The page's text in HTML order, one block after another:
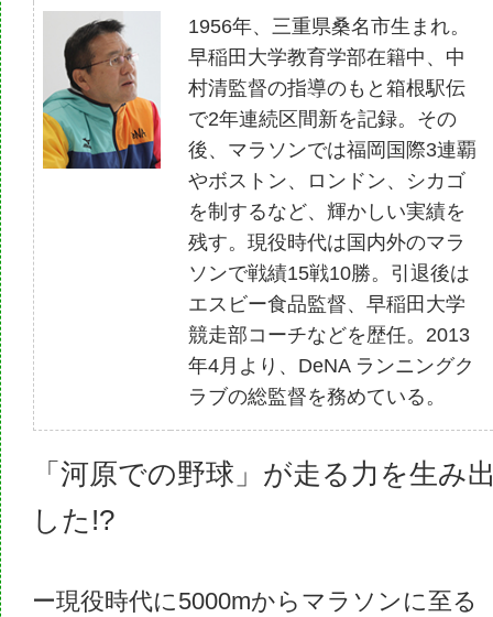
1956年、三重県桑名市生まれ。
早稲田大学教育学部在籍中、中
村清監督の指導のもと箱根駅伝
で2年連続区間新を記録。その
後、マラソンでは福岡国際3連覇
やボストン、ロンドン、シカゴ
を制するなど、輝かしい実績を
残す。現役時代は国内外のマラ
ソンで戦績15戦10勝。引退後は
エスビー食品監督、早稲田大学
競走部コーチなどを歴任。2013
年4月より、DeNA ランニングク
ラブの総監督を務めている。
「河原での野球」が走る力を生み
した!?
ー現役時代に5000mからマラソンに至る